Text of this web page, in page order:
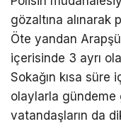
gözaltına alınarak
Öte yandan
içerisinde 3 ayrı
Sokağın kısa
olaylarla gündeme
vatandaşların da